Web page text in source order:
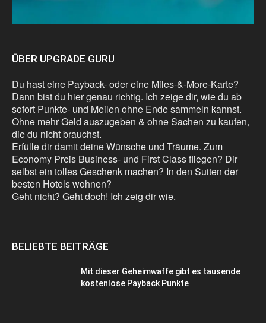
ÜBER UPGRADE GURU
Du hast eine Payback- oder eine Miles-&-More-Karte?
Dann bist du hier genau richtig. Ich zeige dir, wie du ab
sofort Punkte- und Meilen ohne Ende sammeln kannst.
Ohne mehr Geld auszugeben & ohne Sachen zu kaufen,
die du nicht brauchst.
Erfülle dir damit deine Wünsche und Träume. Zum
Economy Preis Business- und First Class fliegen? Dir
selbst ein tolles Geschenk machen? In den Suiten der
besten Hotels wohnen?
Geht nicht? Geht doch! Ich zeig dir wie.
BELIEBTE BEITRÄGE
Mit dieser Geheimwaffe gibt es tausende
kostenlose Payback Punkte